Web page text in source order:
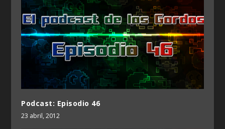
Podcast: Episodio 46
23 abril, 2012